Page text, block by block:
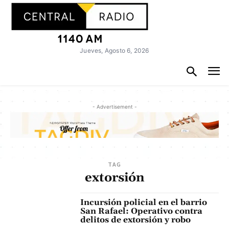
Jueves, Agosto 6, 2026
- Advertisement -
TAG
extorsión
Incursión policial en el barrio
San Rafael: Operativo contra
delitos de extorsión y robo